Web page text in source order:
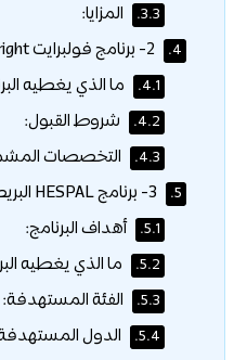
3.3. المزايا:
4.
4.1. ما الذي يغطيه
4.2. شروط القبول:
4.3. التخصصات
5.
5.1. أهداف البرنامج:
5.2. ما الذي يغطيه
5.3. الفئة المستهدفة:
5.4. الدول